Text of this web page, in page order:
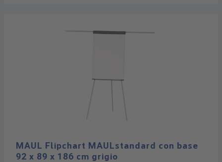
MAUL Flipchart MAULstandard con base
92 x 89 x 186 cm grigio